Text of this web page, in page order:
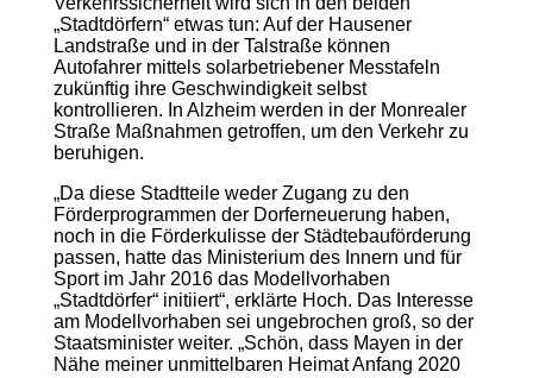
„Stadtdörfern“ etwas tun: Auf der Hausener
Landstraße und in der Talstraße können
Autofahrer mittels solarbetriebener Messtafeln
zukünftig ihre Geschwindigkeit selbst
kontrollieren. In Alzheim werden in der Monrealer
Straße Maßnahmen getroffen, um den Verkehr zu
beruhigen.
„Da diese Stadtteile weder Zugang zu den
Förderprogrammen der Dorferneuerung haben,
noch in die Förderkulisse der Städtebauförderung
passen, hatte das Ministerium des Innern und für
Sport im Jahr 2016 das Modellvorhaben
„Stadtdörfer“ initiiert“, erklärte Hoch. Das Interesse
am Modellvorhaben sei ungebrochen groß, so der
Staatsminister weiter. „Schön, dass Mayen in der
Nähe meiner unmittelbaren Heimat Anfang 2020